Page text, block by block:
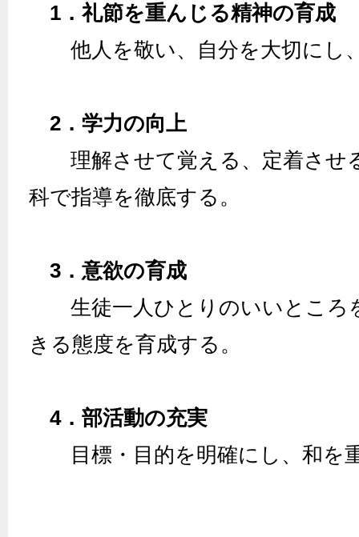
1．礼節を重んじる精神の育成
他人を敬い、自分を大切にし
2．学力の向上
理解させて覚える、定着させ
科で指導を徹底する。
3．意欲の育成
生徒一人ひとりのいいところ
きる態度を育成する。
4．部活動の充実
目標・目的を明確にし、和を